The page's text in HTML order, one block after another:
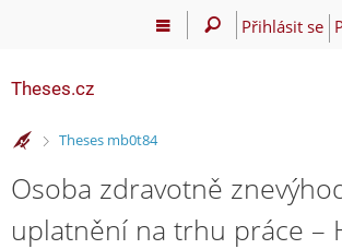
Přihlásit se
Theses.cz
>
Theses mb0t84
Osoba zdravotně
uplatnění na trhu práce –